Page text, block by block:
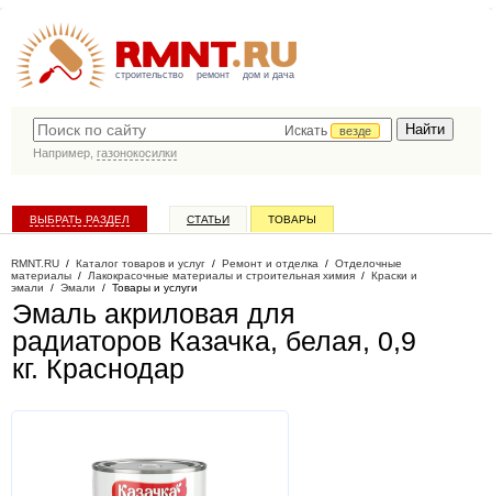
строительство ремонт дом и дача
Искать
везде
Например, газонокосилки
ВЫБРАТЬ РАЗДЕЛ СТАТЬИ ТОВАРЫ
RMNT.RU / Каталог товаров и услуг / Ремонт и отделка / Отделочные
материалы / Лакокрасочные материалы и строительная химия / Краски и
эмали / Эмали / Товары и услуги
Эмаль акриловая для
радиаторов Казачка, белая, 0,9
кг. Краснодар